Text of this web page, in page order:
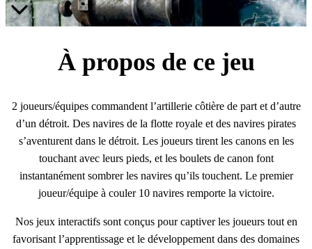
À propos de ce jeu
2 joueurs/équipes commandent l’artillerie côtière de part et d’autre
d’un détroit. Des navires de la flotte royale et des navires pirates
s’aventurent dans le détroit. Les joueurs tirent les canons en les
touchant avec leurs pieds, et les boulets de canon font
instantanément sombrer les navires qu’ils touchent. Le premier
joueur/équipe à couler 10 navires remporte la victoire.
Nos jeux interactifs sont conçus pour captiver les joueurs tout en
favorisant l’apprentissage et le développement dans des domaines